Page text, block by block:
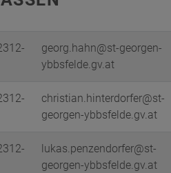
georg.hahn@st-georgen-
ybbsfelde.gv.at
christian.hinterdorfer@st-
georgen-ybbsfelde.gv.at
lukas.penzendorfer@st-
georgen-ybbsfelde.gv.at